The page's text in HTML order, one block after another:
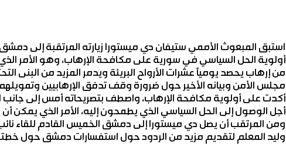
استبق المبعوث الأممي ستيفان دي ميستورا زيارته المرتقبة إلى
أولوية الحل السياسي في سورية على مكافحة الإرهاب، وهو الأمر
من إرهاب يحصد يومياً عشرات الأرواح البريئة ويدمر المزيد من البنى
مجلس الأمن وبيانه الأخير حول ضرورة وقف تدفق الإرهابيين
أكدت على أولوية مكافحة الإرهاب، واصطف بتصريحاته أمس إلى جانب
أجل الوصول إلى الحل السياسي الذي يطمحون إليه، الأمر الذي يمكن
ومن المرتقب أن يصل دي ميستورا إلى دمشق الخميس القادم للقاء نائب
وليد المعلم لتقديم مزيد من الردود حول استفسارات دمشق حول